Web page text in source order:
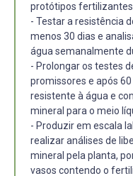
protótipos
- Testar a resistência
menos 30 dias e
água semanalmente
- Prolongar os testes
promissores e após
resistente à água e
mineral para o meio
- Produzir em escala
realizar análises de
mineral pela planta,
vasos contendo o